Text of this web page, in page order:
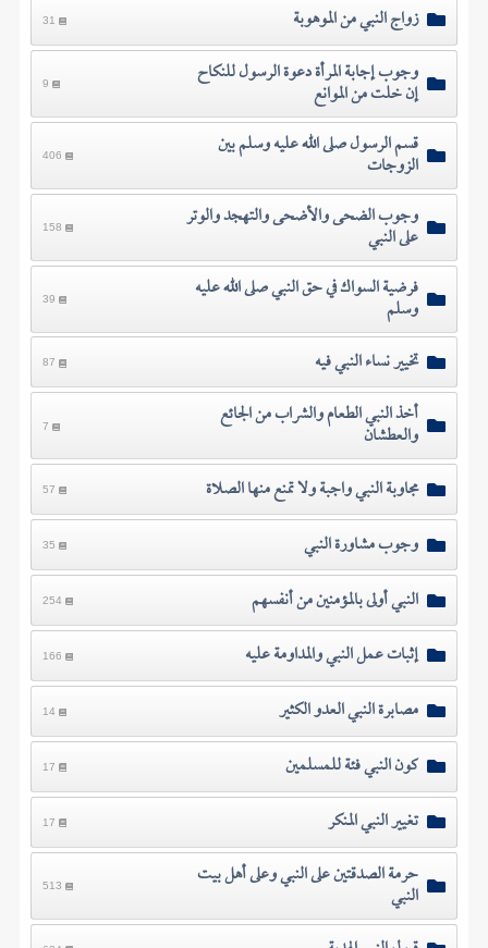
زواج النبي من الموهوبة 31
وجوب إجابة المرأة دعوة الرسول للنكاح
إن خلت من الموانع 9
قسم الرسول صلى الله عليه وسلم بين
الزوجات 406
وجوب الضحى والأضحى والتهجد والوتر
على النبي 158
فرضية السواك في حق النبي صلى الله عليه
وسلم 39
تخيير نساء النبي فيه 87
أخذ النبي الطعام والشراب من الجائع
والعطشان 7
مجاوبة النبي واجبة ولا تمنع منها الصلاة 57
وجوب مشاورة النبي 35
النبي أولى بالمؤمنين من أنفسهم 254
إثبات عمل النبي والمداومة عليه 166
مصابرة النبي العدو الكثير 14
كون النبي فئة للمسلمين 17
تغيير النبي المنكر 17
حرمة الصدقتين على النبي وعلى أهل بيت
النبي 513